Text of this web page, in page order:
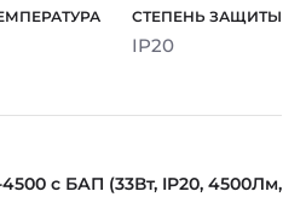
IP20
с БАП (33Вт, IP20, 4500Лм,